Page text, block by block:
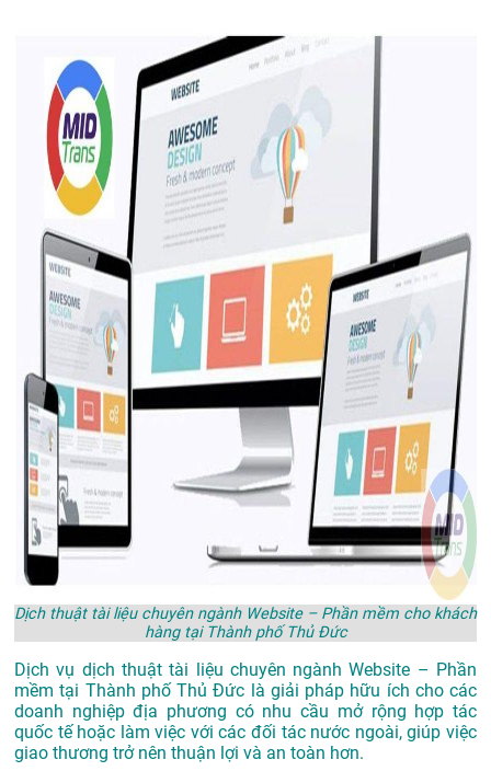
Dịch thuật tài liệu chuyên ngành Website – Phần mềm cho khách
hàng tại Thành phố Thủ Đức
Dịch vụ dịch thuật tài liệu chuyên ngành Website – Phần
mềm tại Thành phố Thủ Đức là giải pháp hữu ích cho các
doanh nghiệp địa phương có nhu cầu mở rộng hợp tác
quốc tế hoặc làm việc với các đối tác nước ngoài, giúp việc
giao thương trở nên thuận lợi và an toàn hơn.